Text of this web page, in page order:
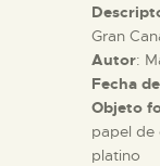
Gran
Autor:
Fecha
Objeto
papel
platino